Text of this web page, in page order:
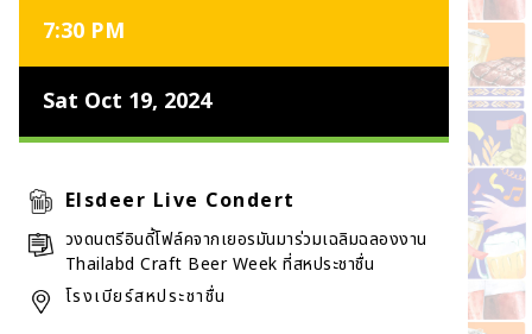
7:30 PM
Sat Oct 19, 2024
Elsdeer Live Condert
วงดนตรีอินดี้โฟล์คจากเยอรมันมาร่วมเฉลิมฉลองงาน
Thailabd Craft Beer Week ที่สหประชาชื่น
โรงเบียร์สหประชาชื่น